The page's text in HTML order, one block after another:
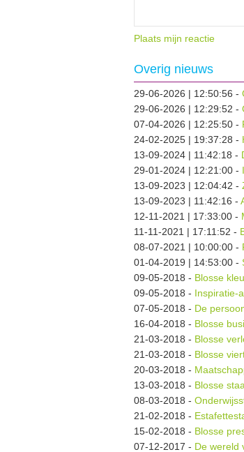
Plaats mijn reactie
Overig nieuws
29-06-2026 | 12:50:56 -
29-06-2026 | 12:29:52 -
07-04-2026 | 12:25:50 -
24-02-2025 | 19:37:28 -
13-09-2024 | 11:42:18 -
29-01-2024 | 12:21:00 -
13-09-2023 | 12:04:42 -
13-09-2023 | 11:42:16 -
12-11-2021 | 17:33:00 -
11-11-2021 | 17:11:52 -
08-07-2021 | 10:00:00 -
01-04-2019 | 14:53:00 -
09-05-2018 - Blosse
09-05-2018 - Inspiratie-
07-05-2018 - De
16-04-2018 - Blosse
21-03-2018 - Blosse
21-03-2018 - Blosse
20-03-2018 -
13-03-2018 - Blosse
08-03-2018 -
21-02-2018 -
15-02-2018 - Blosse
07-12-2017 - De wereld